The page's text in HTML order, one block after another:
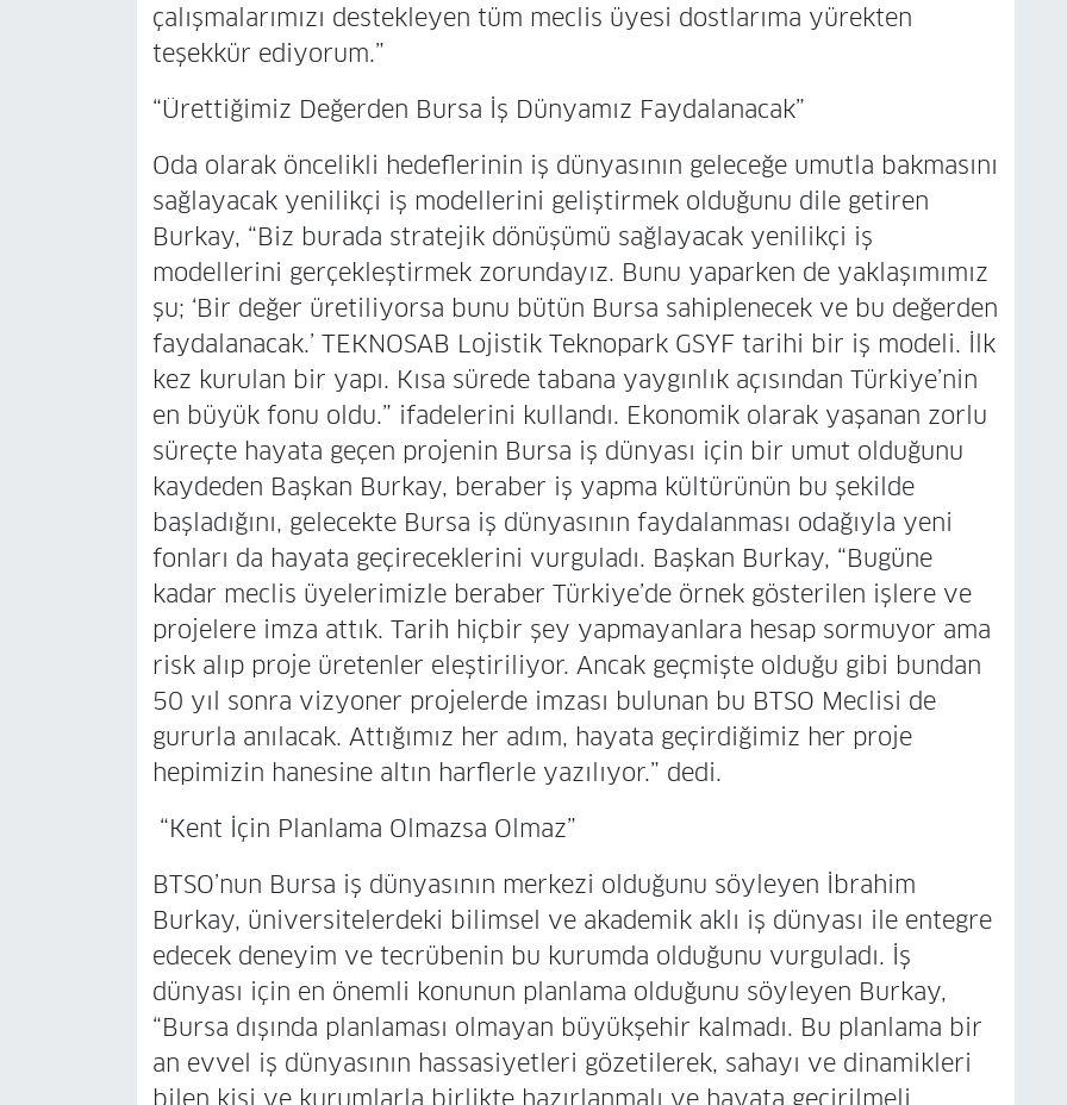
çalışmalarımızı destekleyen tüm meclis üyesi dostlarıma yürekten
teşekkür ediyorum.”
“Ürettiğimiz Değerden Bursa İş Dünyamız Faydalanacak”
Oda olarak öncelikli hedeflerinin iş dünyasının geleceğe umutla bakmasını
sağlayacak yenilikçi iş modellerini geliştirmek olduğunu dile getiren
Burkay, “Biz burada stratejik dönüşümü sağlayacak yenilikçi iş
modellerini gerçekleştirmek zorundayız. Bunu yaparken de yaklaşımımız
şu; ‘Bir değer üretiliyorsa bunu bütün Bursa sahiplenecek ve bu değerden
faydalanacak.’ TEKNOSAB Lojistik Teknopark GSYF tarihi bir iş modeli. İlk
kez kurulan bir yapı. Kısa sürede tabana yaygınlık açısından Türkiye’nin
en büyük fonu oldu.” ifadelerini kullandı. Ekonomik olarak yaşanan zorlu
süreçte hayata geçen projenin Bursa iş dünyası için bir umut olduğunu
kaydeden Başkan Burkay, beraber iş yapma kültürünün bu şekilde
başladığını, gelecekte Bursa iş dünyasının faydalanması odağıyla yeni
fonları da hayata geçireceklerini vurguladı. Başkan Burkay, “Bugüne
kadar meclis üyelerimizle beraber Türkiye’de örnek gösterilen işlere ve
projelere imza attık. Tarih hiçbir şey yapmayanlara hesap sormuyor ama
risk alıp proje üretenler eleştiriliyor. Ancak geçmişte olduğu gibi bundan
50 yıl sonra vizyoner projelerde imzası bulunan bu BTSO Meclisi de
gururla anılacak. Attığımız her adım, hayata geçirdiğimiz her proje
hepimizin hanesine altın harflerle yazılıyor.” dedi.
“Kent İçin Planlama Olmazsa Olmaz”
BTSO’nun Bursa iş dünyasının merkezi olduğunu söyleyen İbrahim
Burkay, üniversitelerdeki bilimsel ve akademik aklı iş dünyası ile entegre
edecek deneyim ve tecrübenin bu kurumda olduğunu vurguladı. İş
dünyası için en önemli konunun planlama olduğunu söyleyen Burkay,
“Bursa dışında planlaması olmayan büyükşehir kalmadı. Bu planlama bir
an evvel iş dünyasının hassasiyetleri gözetilerek, sahayı ve dinamikleri